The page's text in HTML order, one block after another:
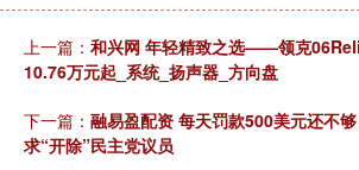
上一篇： 和兴网 年轻精致之选——领克
10.76万元起_系统_扬声器_方向盘
下一篇： 融易盈配资 每天罚款500美元还不
求“开除”民主党议员